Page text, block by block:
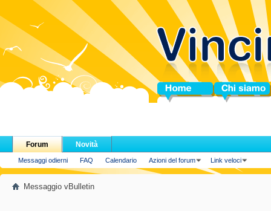
Home Chi siamo
Forum
Messaggi odierni FAQ Calendario Azioni del forum Link veloci
Novità
Messaggio vBulletin